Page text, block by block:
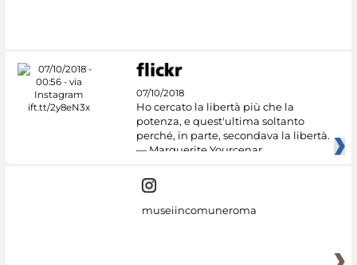
07/10/2018
Ho cercato la libertà più che la
potenza, e quest'ultima soltanto
perché, in parte, secondava la libertà.
— Marguerite Yourcenar
museiincomuneroma